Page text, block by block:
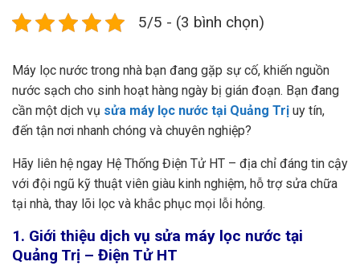
5/5 - (3 bình chọn)
Máy lọc nước trong nhà bạn đang gặp sự cố, khiến nguồn
nước sạch cho sinh hoạt hàng ngày bị gián đoạn. Bạn đang
cần một dịch vụ sửa máy lọc nước tại Quảng Trị uy tín,
đến tận nơi nhanh chóng và chuyên nghiệp?
Hãy liên hệ ngay Hệ Thống Điện Tử HT – địa chỉ đáng tin cậy
với đội ngũ kỹ thuật viên giàu kinh nghiệm, hỗ trợ sửa chữa
tại nhà, thay lõi lọc và khắc phục mọi lỗi hỏng.
1. Giới thiệu dịch vụ sửa máy lọc nước tại
Quảng Trị – Điện Tử HT